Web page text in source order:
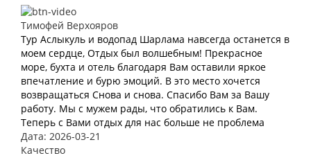
Тимофей Верхояров
Тур Аслыкуль и водопад Шарлама навсегда останется в
моем сердце, Отдых был волшебным! Прекрасное
море, бухта и отель благодаря Вам оставили яркое
впечатление и бурю эмоций. В это место хочется
возвращаться Снова и снова. Спасибо Вам за Вашу
работу. Мы с мужем рады, что обратились к Вам.
Теперь с Вами отдых для нас больше не проблема
Дата: 2026-03-21
Качество